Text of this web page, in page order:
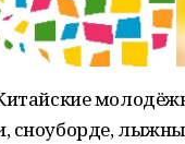
сноуборде,